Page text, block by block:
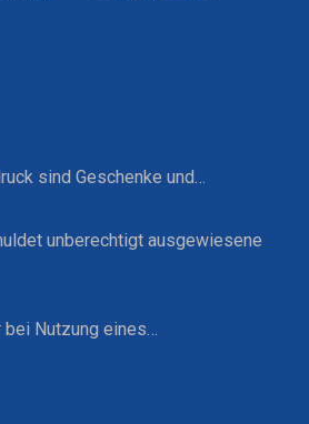
sind Geschenke und…
unberechtigt ausgewiesene
Nutzung eines…